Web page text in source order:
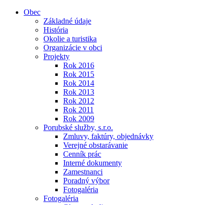
Obec
Základné údaje
História
Okolie a turistika
Organizácie v obci
Projekty
Rok 2016
Rok 2015
Rok 2014
Rok 2013
Rok 2012
Rok 2011
Rok 2009
Porubské služby, s.r.o.
Zmluvy, faktúry, objednávky
Verejné obstarávanie
Cenník prác
Interné dokumenty
Zamestnanci
Poradný výbor
Fotogaléria
Fotogaléria